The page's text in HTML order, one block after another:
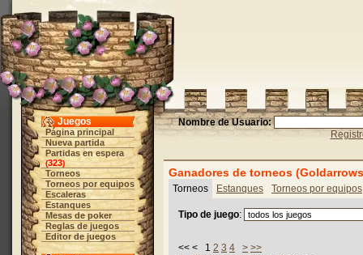
Juegos
Página principal
Nueva partida
Partidas en espera
(323)
Torneos
Torneos por equipos
Escaleras
Estanques
Mesas de poker
Reglas de juegos
Editor de juegos
Nombre de Usuario:
Ganadores de torneos
Torneos Estanques Torneos por equipos
Tipo de juego:
<< < 1 2 3 4 > >>